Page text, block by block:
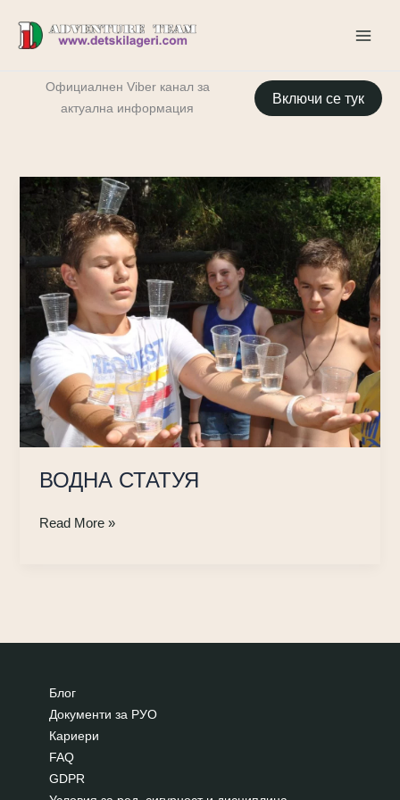
content
Oфициалнен Viber канал за
актуална информация
Включи се тук
ВОДНА СТАТУЯ
ВОДНА
Read More »
Блог
Документи за РУО
Кариери
FAQ
GDPR